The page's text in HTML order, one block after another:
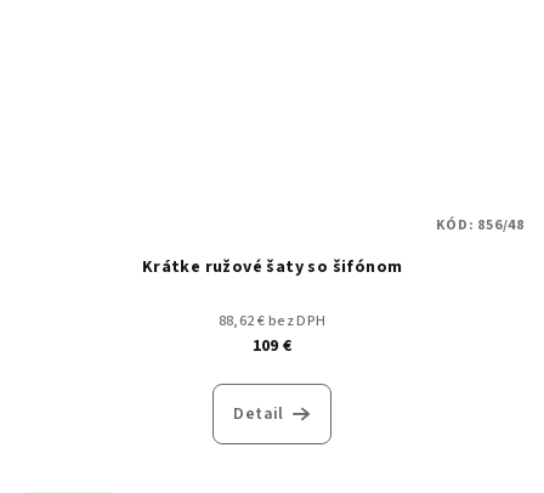
Krátke ružové šaty so šifónom
88,62 € bez DPH
109 €
Detail
KÓD: 856/48